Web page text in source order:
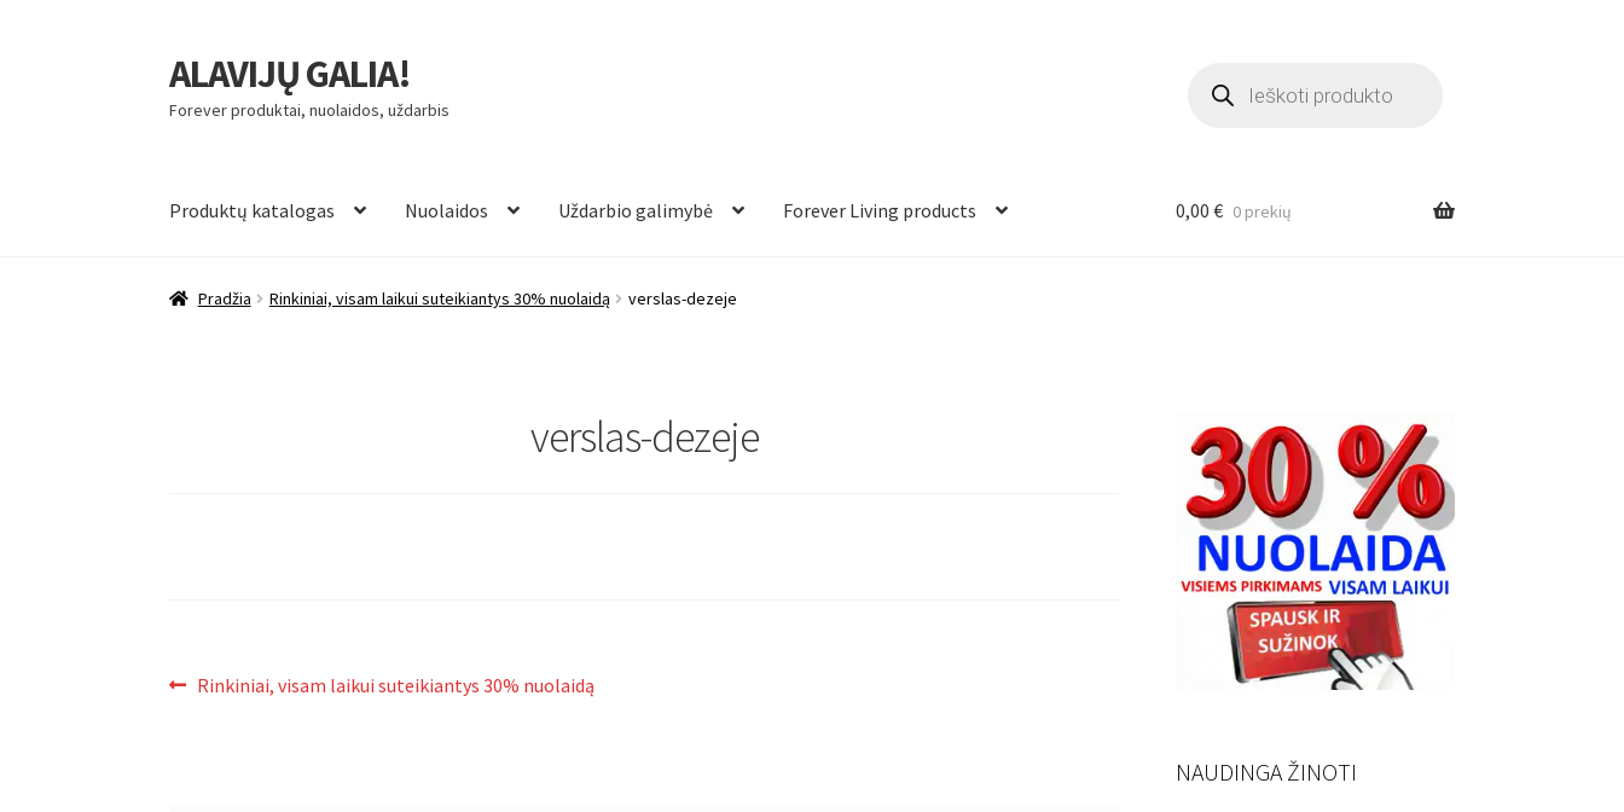
Pereiti
prie
meniu
Pereiti
prie
turinio
ALAVIJŲ GALIA!
Forever produktai, nuolaidos, uždarbis
search
Produktų katalogas Nuolaidos Uždarbio galimybė Forever Living products 0,00 € 0 prekių
Pradžia Rinkiniai, visam laikui suteikiantys 30% nuolaidą verslas-dezeje
verslas-dezeje
Navigacija
Ankstenis
Rinkiniai, visam laikui suteikiantys 30% nuolaidą
NAUDINGA ŽINOTI